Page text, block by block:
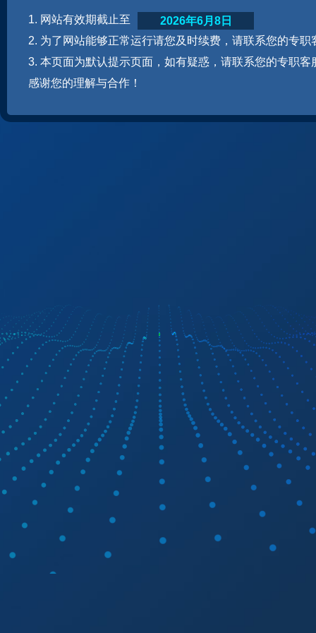
1. 网站有效期截止至
2. 为了网站能够正常运行请您及时续费，请联系您的专职
3. 本页面为默认提示页面，如有疑惑，请联系您的专职客
感谢您的理解与合作！
2026年6月8日